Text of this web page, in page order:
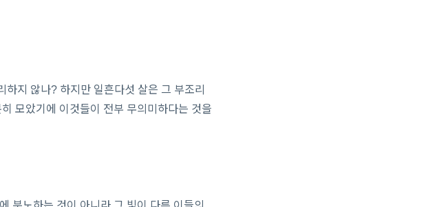
지 않나? 하지만 일흔다섯 살은 그 부조리
모았기에 이것들이 전부 무의미하다는 것을